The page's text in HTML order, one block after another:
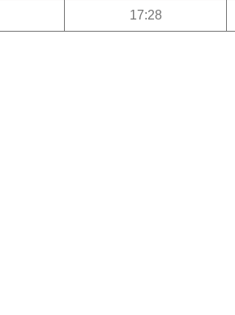
17:28